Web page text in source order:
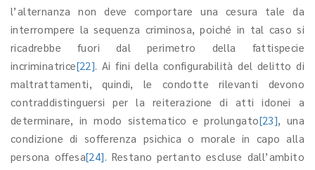
l’alternanza non deve comportare una cesura tale da
interrompere la sequenza criminosa, poiché in tal caso si
ricadrebbe fuori dal perimetro della fattispecie
incriminatrice[22]. Ai fini della configurabilità del delitto di
maltrattamenti, quindi, le condotte rilevanti devono
contraddistinguersi per la reiterazione di atti idonei a
determinare, in modo sistematico e prolungato[23], una
condizione di sofferenza psichica o morale in capo alla
persona offesa[24]. Restano pertanto escluse dall’ambito